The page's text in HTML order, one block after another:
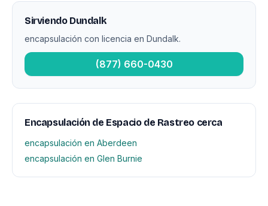
Sirviendo Dundalk
encapsulación con licencia en Dundalk.
(877) 660-0430
Encapsulación de Espacio de Rastreo cerca
encapsulación en Aberdeen
encapsulación en Glen Burnie